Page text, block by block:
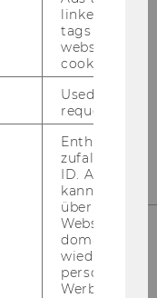
KANÄLE
linked, the
tags on the
website read
cookie.
Used to
request rate.
Enthält eine
ID. Anhand
kann Google
über
Websites
Werbung